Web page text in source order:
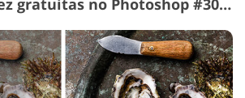
Ações de nitidez gratuitas no Photoshop #30 "HDR"